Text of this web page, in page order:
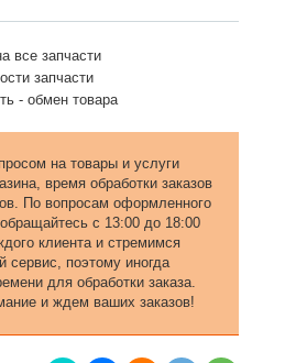
все запчасти
запчасти
- обмен товара
на товары и услуги
время обработки заказов
По вопросам оформленного
с 13:00 до 18:00
клиента и стремимся
сервис, поэтому иногда
для обработки заказа.
и ждем ваших заказов!